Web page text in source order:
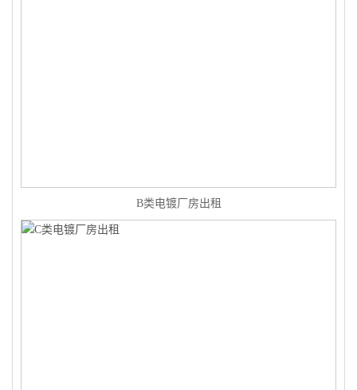
B类电镀厂房出租